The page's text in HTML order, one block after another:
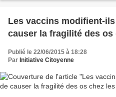
Les vaccins modifient-
causer la fragilité des
Publié le 22/06/2015 à 18:28
Par Initiative Citoyenne